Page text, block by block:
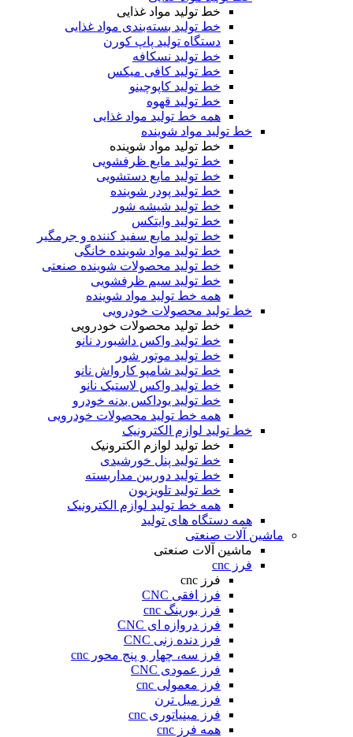
خط تولید مواد غذایی
خط تولید بسته‌بندی مواد غذایی
دستگاه تولید پاپ کورن
خط تولید نسکافه
خط تولید کافی میکس
خط تولید کاپوچینو
خط تولید قهوه
همه خط تولید مواد غذایی
خط تولید مواد شوینده
خط تولید مواد شوینده
خط تولید مایع ظرفشویی
خط تولید مایع دستشویی
خط تولید پودر شوینده
خط تولید شیشه شور
خط تولید وایتکس
خط تولید مایع سفید کننده و جرمگیر
خط تولید مواد شوینده خانگی
خط تولید محصولات شوینده صنعتی
خط تولید سیم ظرفشویی
همه خط تولید مواد شوینده
خط تولید محصولات خودرویی
خط تولید محصولات خودرویی
خط تولید واکس داشبورد نانو
خط تولید موتور شور
خط تولید شامپو کارواش نانو
خط تولید واکس لاستیک نانو
خط تولید یوداکس بدنه خودرو
همه خط تولید محصولات خودرویی
خط تولید لوازم الکترونیک
خط تولید لوازم الکترونیک
خط تولید پنل خورشیدی
خط تولید دوربین مداربسته
خط تولید تلویزیون
همه خط تولید لوازم الکترونیک
همه دستگاه های تولید
ماشین آلات صنعتی
ماشین آلات صنعتی
فرز cnc
فرز cnc
فرز افقی CNC
فرز بورینگ cnc
فرز دروازه ای CNC
فرز دنده زنی CNC
فرز سه، چهار و پنج محور cnc
فرز عمودی CNC
فرز معمولی cnc
فرز میل ترن
فرز مینیاتوری cnc
همه فرز cnc